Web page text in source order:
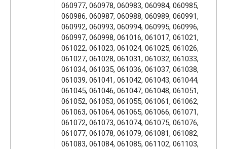
060977, 060978, 060983, 060984, 060985,
060986, 060987, 060988, 060989, 060991,
060992, 060993, 060994, 060995, 060996,
060997, 060998, 061016, 061017, 061021,
061022, 061023, 061024, 061025, 061026,
061027, 061028, 061031, 061032, 061033,
061034, 061035, 061036, 061037, 061038,
061039, 061041, 061042, 061043, 061044,
061045, 061046, 061047, 061048, 061051,
061052, 061053, 061055, 061061, 061062,
061063, 061064, 061065, 061066, 061071,
061072, 061073, 061074, 061075, 061076,
061077, 061078, 061079, 061081, 061082,
061083, 061084, 061085, 061102, 061103,